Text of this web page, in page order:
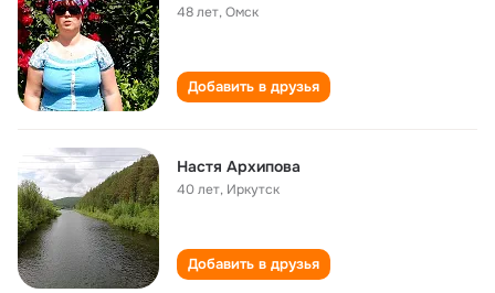
48 лет,Омск
Добавить в друзья
Настя Архипова
40 лет, Иркутск
Добавить в друзья